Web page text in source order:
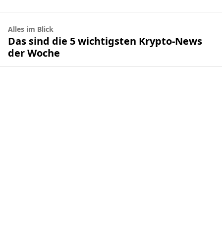
Alles im Blick
Das sind die 5 wichtigsten Krypto-News
der Woche